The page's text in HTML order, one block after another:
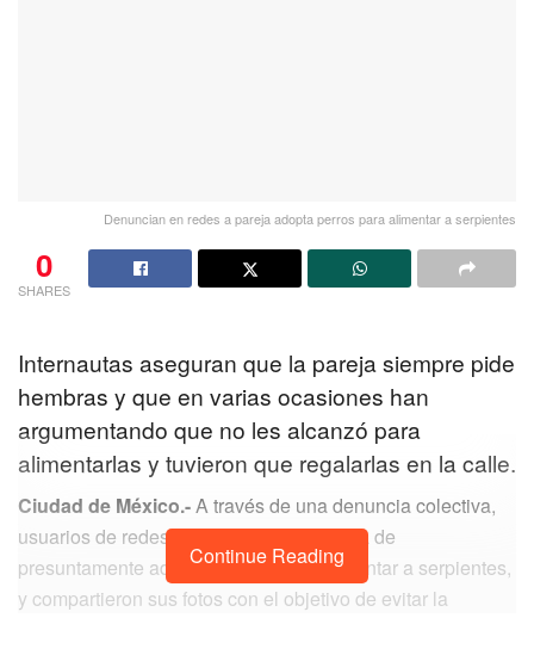
Denuncian en redes a pareja adopta perros para alimentar a serpientes
0
SHARES
Internautas aseguran que la pareja siempre pide
hembras y que en varias ocasiones han
argumentando que no les alcanzó para
alimentarlas y tuvieron que regalarlas en la calle.
Ciudad de México.-A través de una denuncia colectiva,
usuarios de redes señalaron a una pareja de
presuntamente adoptar perros para alimentar a serpientes,
y compartieron sus fotos con el objetivo de evitar la
Continue Reading